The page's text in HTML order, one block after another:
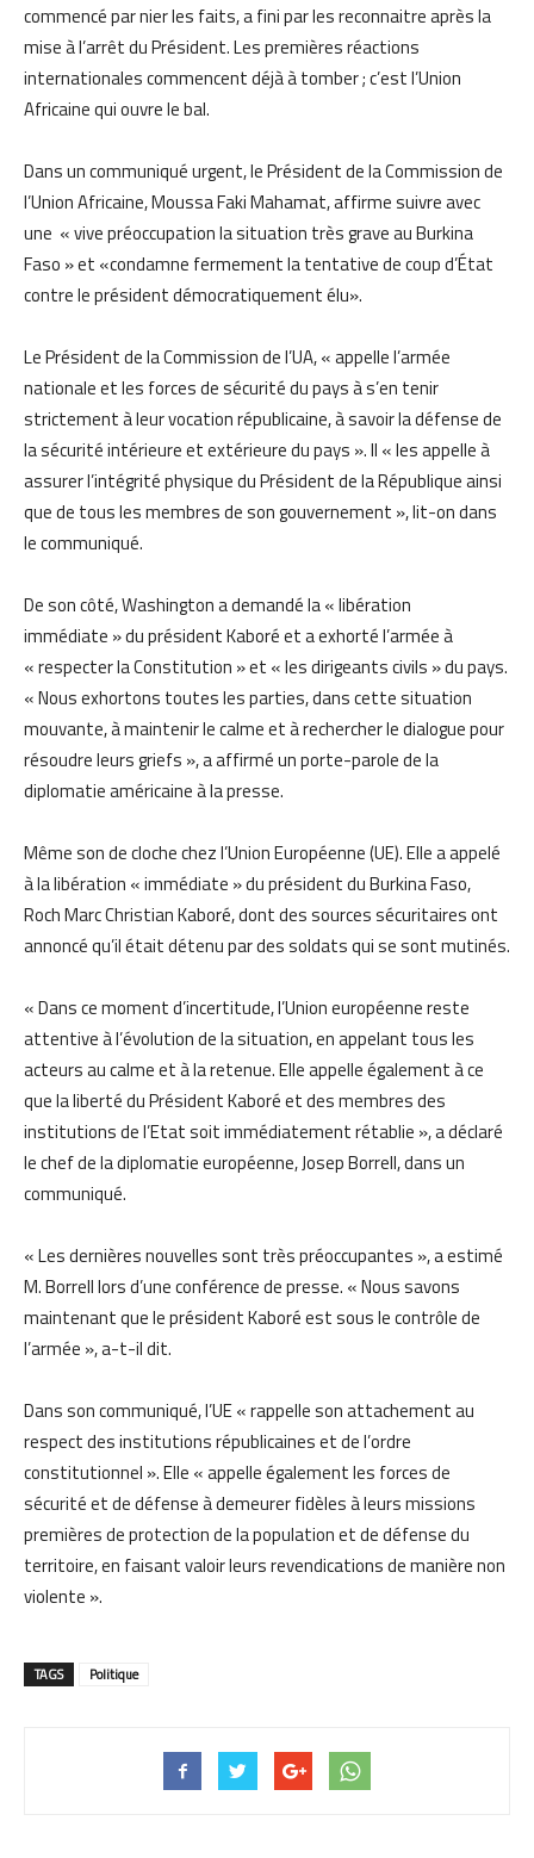
commencé par nier les faits, a fini par les reconnaitre après la
mise à l’arrêt du Président. Les premières réactions
internationales commencent déjà à tomber ; c’est l’Union
Africaine qui ouvre le bal.
Dans un communiqué urgent, le Président de la Commission de
l’Union Africaine, Moussa Faki Mahamat, affirme suivre avec
une « vive préoccupation la situation très grave au Burkina
Faso » et «condamne fermement la tentative de coup d’État
contre le président démocratiquement élu».
Le Président de la Commission de l’UA, « appelle l’armée
nationale et les forces de sécurité du pays à s’en tenir
strictement à leur vocation républicaine, à savoir la défense de
la sécurité intérieure et extérieure du pays ». Il « les appelle à
assurer l’intégrité physique du Président de la République ainsi
que de tous les membres de son gouvernement », lit-on dans
le communiqué.
De son côté, Washington a demandé la « libération
immédiate » du président Kaboré et a exhorté l’armée à
« respecter la Constitution » et « les dirigeants civils » du pays.
« Nous exhortons toutes les parties, dans cette situation
mouvante, à maintenir le calme et à rechercher le dialogue pour
résoudre leurs griefs », a affirmé un porte-parole de la
diplomatie américaine à la presse.
Même son de cloche chez l’Union Européenne (UE). Elle a appelé
à la libération « immédiate » du président du Burkina Faso,
Roch Marc Christian Kaboré, dont des sources sécuritaires ont
annoncé qu’il était détenu par des soldats qui se sont mutinés.
« Dans ce moment d’incertitude, l’Union européenne reste
attentive à l’évolution de la situation, en appelant tous les
acteurs au calme et à la retenue. Elle appelle également à ce
que la liberté du Président Kaboré et des membres des
institutions de l’Etat soit immédiatement rétablie », a déclaré
le chef de la diplomatie européenne, Josep Borrell, dans un
communiqué.
« Les dernières nouvelles sont très préoccupantes », a estimé
M. Borrell lors d’une conférence de presse. « Nous savons
maintenant que le président Kaboré est sous le contrôle de
l’armée », a-t-il dit.
Dans son communiqué, l’UE « rappelle son attachement au
respect des institutions républicaines et de l’ordre
constitutionnel ». Elle « appelle également les forces de
sécurité et de défense à demeurer fidèles à leurs missions
premières de protection de la population et de défense du
territoire, en faisant valoir leurs revendications de manière non
violente ».
TAGS Politique